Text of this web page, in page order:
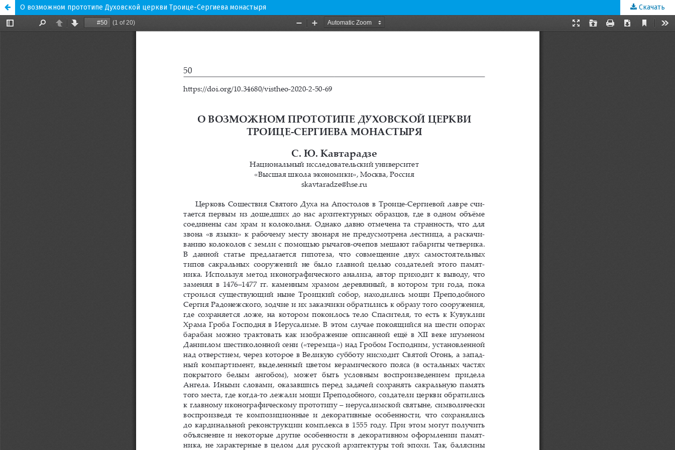
О возможном прототипе Духовской церкви Троице-Сергиева монастыря Скачать